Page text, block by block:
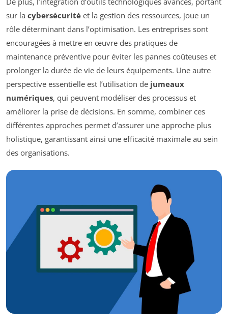
sur la cybersécurité et la gestion des ressources, joue un
rôle déterminant dans l’optimisation. Les entreprises sont
encouragées à mettre en œuvre des pratiques de
maintenance préventive pour éviter les pannes coûteuses et
prolonger la durée de vie de leurs équipements. Une autre
perspective essentielle est l’utilisation de jumeaux
numériques, qui peuvent modéliser des processus et
améliorer la prise de décisions. En somme, combiner ces
différentes approches permet d’assurer une approche plus
holistique, garantissant ainsi une efficacité maximale au sein
des organisations.